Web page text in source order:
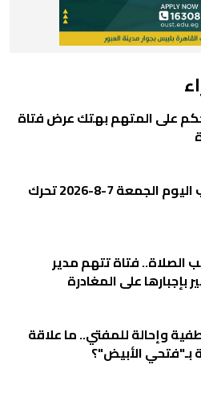
على المتهم بهتك عرض فتاة
سعر الذهب اليوم الجمعة 7-8-2026 تحرك
الصلاة.. فتاة تتهم مدير
على المغادرة
وإحالة للمفتي.. ما علاقة
بـ"فتحي الأبيض"؟